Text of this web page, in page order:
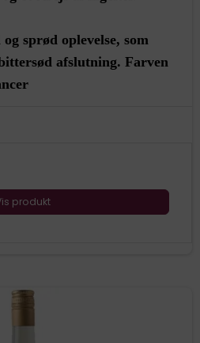
sprød oplevelse, som
afslutning. Farven
produkt